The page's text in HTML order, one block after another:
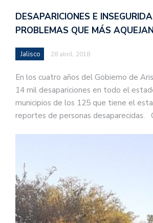
DESAPARICIONES E
PROBLEMAS QUE MÁS
Jalisco 28 abril, 2018
En los cuatro años del Gobierno de
14 mil desapariciones en todo el
municipios de los 125 que tiene el
reportes de personas desaparecidas.